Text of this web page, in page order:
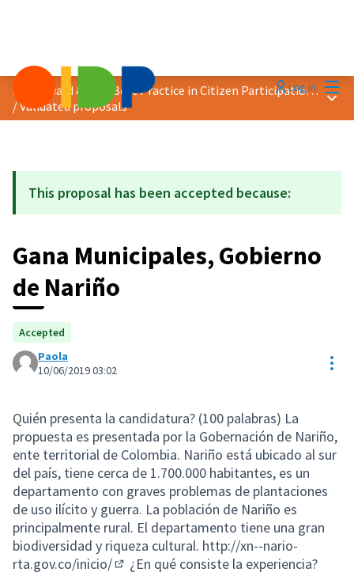
Log in
2019 Award &quot;Best Practice in Citizen Participation&quot;
/Validated proposals
Main
This proposal has been accepted because:
Gana Municipales, Gobierno
de Nariño
Accepted
Paola
10/06/2019 03:02
Quién presenta la candidatura? (100 palabras) La
propuesta es presentada por la Gobernación de Nariño,
ente territorial de Colombia. Nariño está ubicado al sur
del país, tiene cerca de 1.700.000 habitantes, es un
departamento con graves problemas de plantaciones
de uso ilícito y guerra. La población de Nariño es
principalmente rural. El departamento tiene una gran
biodiversidad y riqueza cultural. http://xn--nario-
rta.gov.co/inicio/
¿En qué consiste la experiencia?